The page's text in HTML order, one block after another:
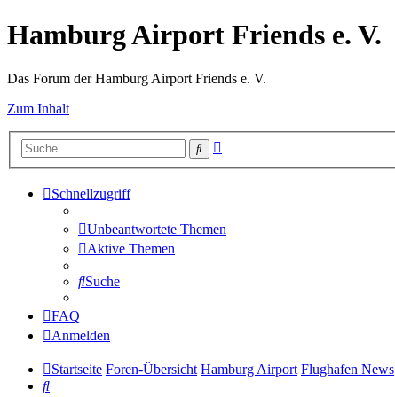
Hamburg Airport Friends e. V.
Das Forum der Hamburg Airport Friends e. V.
Zum Inhalt
Suche
Schnellzugriff
Unbeantwortete Themen
Aktive Themen
Suche
FAQ
Anmelden
Startseite Foren-Übersicht Hamburg Airport Flughafen News
Suche